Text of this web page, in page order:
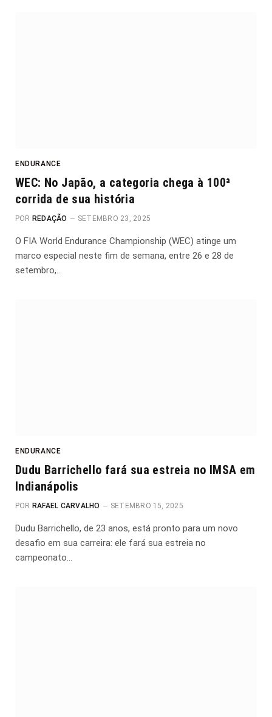
ENDURANCE
WEC: No Japão, a categoria chega à 100ª
corrida de sua história
POR REDAÇÃO SETEMBRO 23, 2025
O FIA World Endurance Championship (WEC) atinge um
marco especial neste fim de semana, entre 26 e 28 de
setembro,…
ENDURANCE
Dudu Barrichello fará sua estreia no IMSA em
Indianápolis
POR RAFAEL CARVALHO SETEMBRO 15, 2025
Dudu Barrichello, de 23 anos, está pronto para um novo
desafio em sua carreira: ele fará sua estreia no
campeonato…